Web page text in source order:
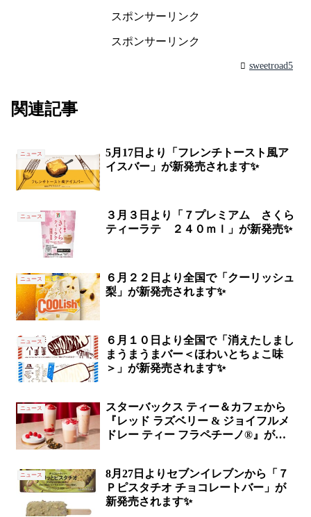
スポンサーリンク
スポンサーリンク
sweetroad5
関連記事
ニュース
5月17日より「フレンチトースト風ア
イスバー」が新発売されます✨
ニュース
３月３日より「７プレミアム さくら
ティーラテ ２４０ｍｌ」が新発売✨
ニュース
６月２２日より全国で「クーリッシュ
梨」が新発売されます✨
ニュース
６月１０日より全国で「消えたしまし
まうまうまバー＜ほわいとちょこ味
＞」が新発売されます✨
ニュース
スターバックス ティー＆カフェから
『レッド ラズベリー & ジョイフルメ
ドレー ティー フラペチーノ®』が新
ニュース
8月27日よりセブンイレブンから「７
Ｐピスタチオ チョコレートバー」が
新発売されます✨